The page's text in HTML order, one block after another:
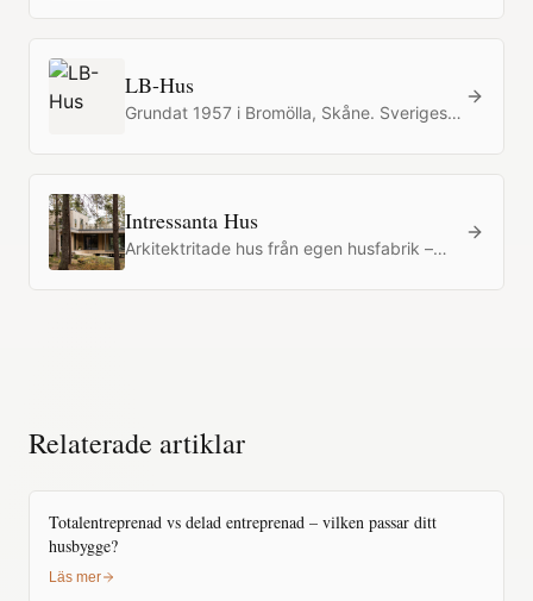
största leverantör av styckebyggda villor.
LB-Hus
Grundat 1957 i Bromölla, Skåne. Sveriges
prefabricerade trähus. Mer än 47 000
Intressanta Hus
Arkitektritade hus från egen husfabrik –
Relaterade artiklar
Totalentreprenad vs delad entreprenad – vilken passar ditt
husbygge?
Läs mer